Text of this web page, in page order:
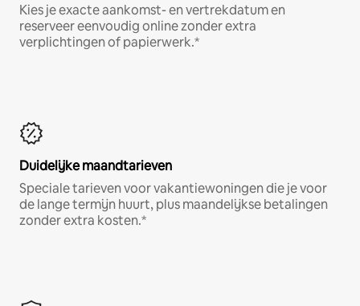
Kies je exacte aankomst- en vertrekdatum en
reserveer eenvoudig online zonder extra
verplichtingen of papierwerk.*
Duidelijke maandtarieven
Speciale tarieven voor vakantiewoningen die je voor
de lange termijn huurt, plus maandelijkse betalingen
zonder extra kosten.*